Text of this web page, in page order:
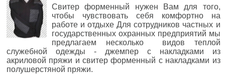
Cвитер форменный нужен Вам для того,
чтобы чувствовать себя комфортно на
работе и отдыхе Для сотрудников частных и
государственных охранных предприятий мы
предлагаем несколько видов теплой
служебной одежды - джемпер с накладками из
акриловой пряжи и свитер форменный с накладками из
полушерстяной пряжи.